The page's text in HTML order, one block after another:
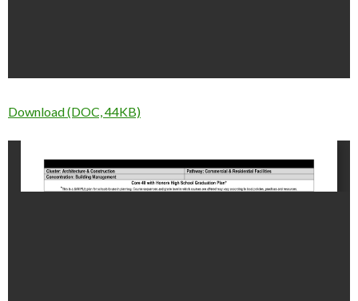
Download (DOC, 44KB)